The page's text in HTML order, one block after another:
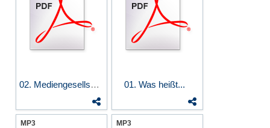
02. Mediengesellschaft –... 01. Was heißt...
MP3 MP3